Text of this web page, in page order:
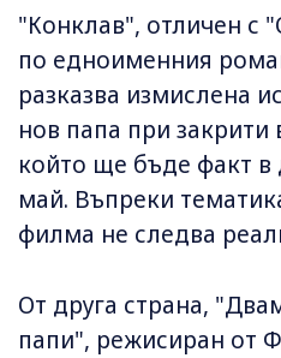
"Конклав", отличен с
по едноименния
разказва измислена
нов папа при
който ще бъде факт в
май. Въпреки
филма не следва
От друга страна,
папи", режисиран от